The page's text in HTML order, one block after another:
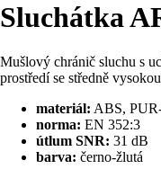
Sluchátka
Mušlový chránič sluchu s
prostředí se středně
materiál: ABS,
norma: EN 352:3
útlum SNR: 31 dB
barva: černo-žlutá